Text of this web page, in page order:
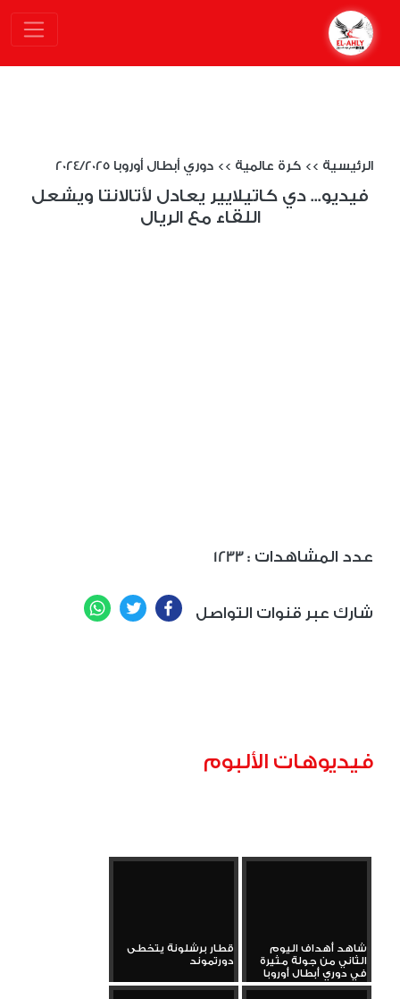
الرئيسية >> كرة عالمية >> دوري أبطال أوروبا 2024/2025
فيديو... دي كاتيلايير يعادل لأتالانتا ويشعل
اللقاء مع الريال
1233 : عدد المشاهدات
شارك عبر قنوات التواصل Facebook
Twitter
فيديوهات الألبوم
شاهد أهداف اليوم
الثاني من جولة مثيرة
في دوري أبطال أوروبا
قطار برشلونة يتخطى
دورتموند